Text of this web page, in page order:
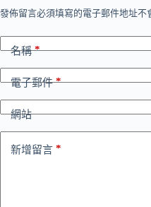
發佈留言必須填寫的電子郵件地址不
名稱*
電子郵件*
網站
新增留言 *